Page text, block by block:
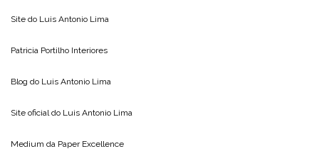
Site do Luis Antonio Lima
Patricia Portilho Interiores
Blog do Luis Antonio Lima
Site oficial do Luis Antonio Lima
Medium da Paper Excellence